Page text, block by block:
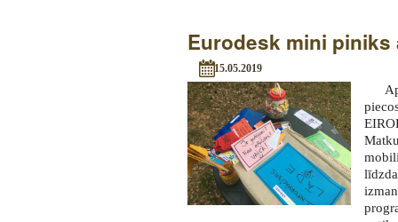
Eurodesk mini
15.05.2019